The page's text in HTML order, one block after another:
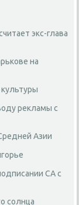
экс-глава
на
рекламы с
Азии
СА с
солнца